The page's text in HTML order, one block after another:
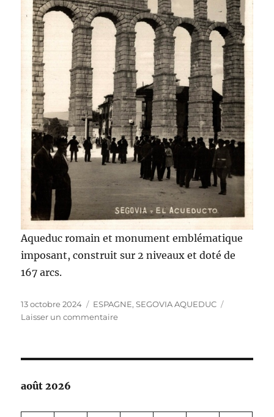
Aqueduc romain et monument emblématique
imposant, construit sur 2 niveaux et doté de
167 arcs.
Publié
le
13 octobre 2024 Catégories
ESPAGNE,SEGOVIA AQUEDUC
Laisser un commentairesur
août 2026